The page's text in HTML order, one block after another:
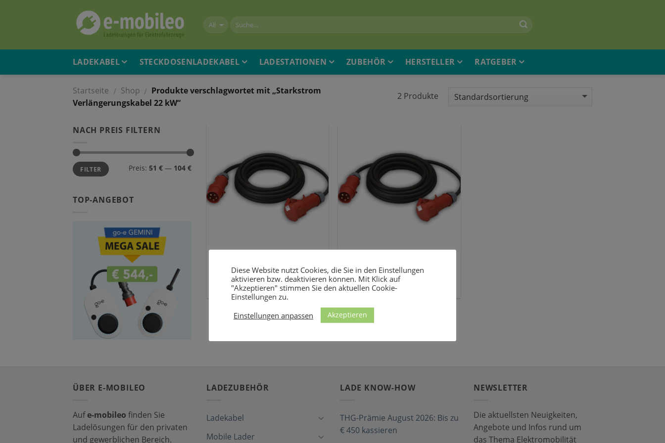
LADEKABEL STECKDOSENLADEKABEL LADESTATIONEN ZUBEHÖR HERSTELLER RATGEBER
Startseite / Shop / Produkte verschlagwortet mit „Starkstrom
Verlängerungskabel 22 kW“
2 Produkte
NACH PREIS FILTERN
FILTER Preis: 51 € — 104 €
TOP-ANGEBOT
| 2,5mm²)
103,85€
| 2,5mm²)
51,80
ÜBER E-MOBILEO
Aufe-mobileo finden Sie
Ladelösungen für den privaten
und gewerblichen Bereich.
LADEZUBEHÖR
Ladekabel
Mobile Lader
LADE KNOW-HOW
THG-Prämie August 2026: Bis zu
€ 450 kassieren
NEWSLETTER
Die aktuellsten Neuigkeiten,
Angebote und Infos rund um
das Thema Elektromobilität
Diese Website nutzt Cookies, die Sie in den Einstellungen
aktivieren bzw. deaktivieren können. Mit Klick auf
"Akzeptieren" stimmen Sie den aktuellen Cookie-
Einstellungen zu.
Einstellungen anpassen
Akzeptieren